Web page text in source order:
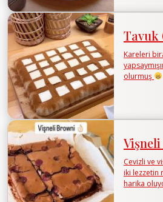
Tavuk
Kareleri
olurmuş
Cevizli ve
iki lezzetin
harika